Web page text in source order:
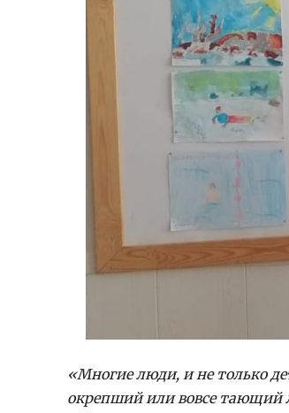
«Многие люди, и не только
окрепший или вовсе тающий